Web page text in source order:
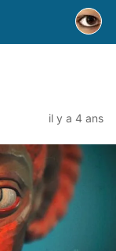
il y a 4 ans